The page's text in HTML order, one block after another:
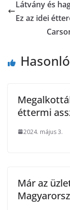
Látvány és
Ez az idei
éttermi
2024. május 3.
Már az